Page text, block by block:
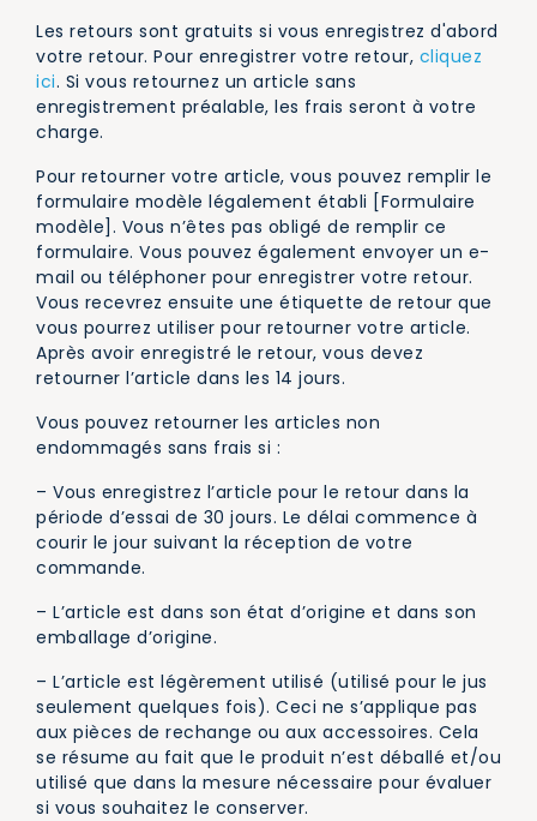
Les retours sont gratuits si vous enregistrez d'abord
votre retour. Pour enregistrer votre retour, cliquez
ici. Si vous retournez un article sans
enregistrement préalable, les frais seront à votre
charge.
Pour retourner votre article, vous pouvez remplir le
formulaire modèle légalement établi [Formulaire
modèle]. Vous n’êtes pas obligé de remplir ce
formulaire. Vous pouvez également envoyer un e-
mail ou téléphoner pour enregistrer votre retour.
Vous recevrez ensuite une étiquette de retour que
vous pourrez utiliser pour retourner votre article.
Après avoir enregistré le retour, vous devez
retourner l’article dans les 14 jours.
Vous pouvez retourner les articles non
endommagés sans frais si :
– Vous enregistrez l’article pour le retour dans la
période d’essai de 30 jours. Le délai commence à
courir le jour suivant la réception de votre
commande.
– L’article est dans son état d’origine et dans son
emballage d’origine.
– L’article est légèrement utilisé (utilisé pour le jus
seulement quelques fois). Ceci ne s’applique pas
aux pièces de rechange ou aux accessoires. Cela
se résume au fait que le produit n’est déballé et/ou
utilisé que dans la mesure nécessaire pour évaluer
si vous souhaitez le conserver.